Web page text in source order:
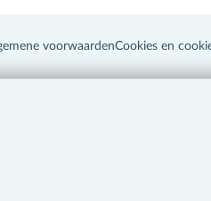
voorwaardenCookies en